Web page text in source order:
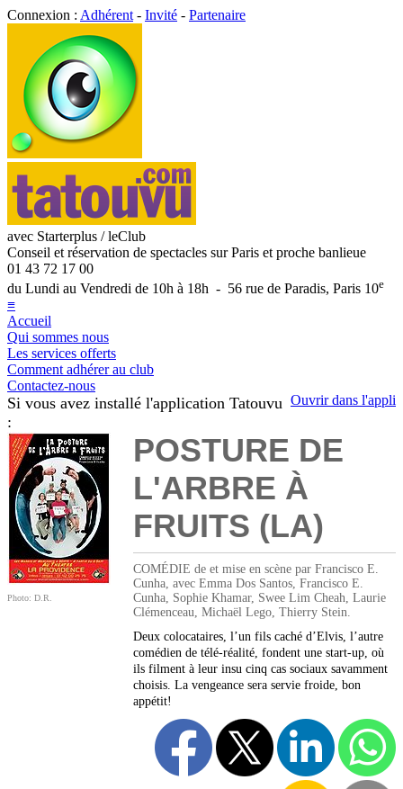
Connexion : Adhérent - Invité - Partenaire
avec Starterplus / leClub
Conseil et réservation de spectacles sur Paris et proche banlieue
01 43 72 17 00
du Lundi au Vendredi de 10h à 18h - 56 rue de Paradis, Paris 10e
≡
Accueil
Qui sommes nous
Les services offerts
Comment adhérer au club
Contactez-nous
Ouvrir dans l'appli
Si vous avez installé l'application Tatouvu
:
Photo: D.R.
POSTURE DE
L'ARBRE À
FRUITS (LA)
COMÉDIE de et mise en scène par Francisco E.
Cunha, avec Emma Dos Santos, Francisco E.
Cunha, Sophie Khamar, Swee Lim Cheah, Laurie
Clémenceau, Michaël Lego, Thierry Stein.
Deux colocataires, l’un fils caché d’Elvis, l’autre
comédien de télé-réalité, fondent une start-up, où
ils filment à leur insu cinq cas sociaux savamment
choisis. La vengeance sera servie froide, bon
appétit!